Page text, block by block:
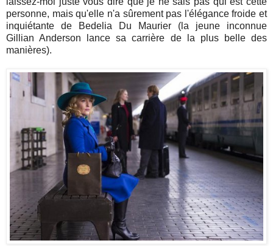
personne, mais qu'elle n'a sûrement pas l'élégance froide et
inquiétante de Bedelia Du Maurier (la jeune inconnue
Gillian Anderson lance sa carrière de la plus belle des
manières).